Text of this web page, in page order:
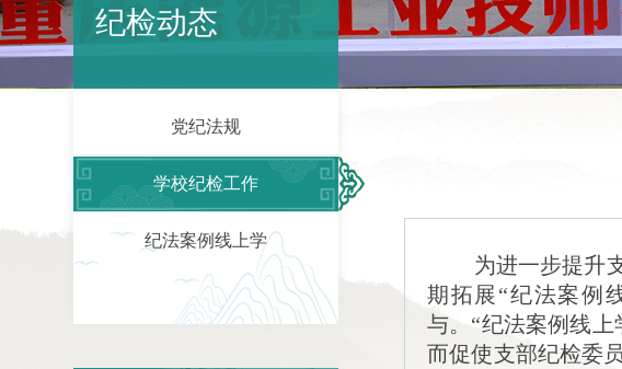
纪检动态
党纪法规
学校纪检工作
纪法案例线上学
为进一步提升
期拓展“纪法案例
与。“纪法案例线
而促使支部纪检委